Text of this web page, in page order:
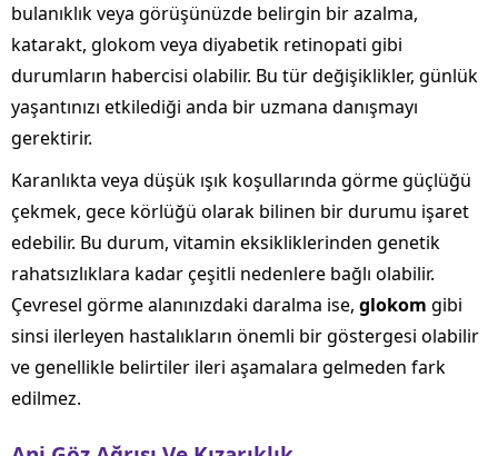
bulanıklık veya görüşünüzde belirgin bir azalma,
katarakt, glokom veya diyabetik retinopati gibi
durumların habercisi olabilir. Bu tür değişiklikler, günlük
yaşantınızı etkilediği anda bir uzmana danışmayı
gerektirir.
Karanlıkta veya düşük ışık koşullarında görme güçlüğü
çekmek, gece körlüğü olarak bilinen bir durumu işaret
edebilir. Bu durum, vitamin eksikliklerinden genetik
rahatsızlıklara kadar çeşitli nedenlere bağlı olabilir.
Çevresel görme alanınızdaki daralma ise, glokom gibi
sinsi ilerleyen hastalıkların önemli bir göstergesi olabilir
ve genellikle belirtiler ileri aşamalara gelmeden fark
edilmez.